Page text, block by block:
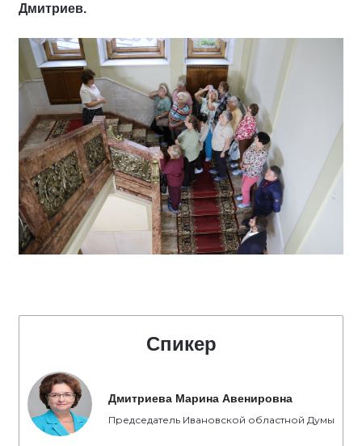
Дмитриев.
Спикер
Дмитриева Марина Авенировна
Председатель Ивановской областной Думы